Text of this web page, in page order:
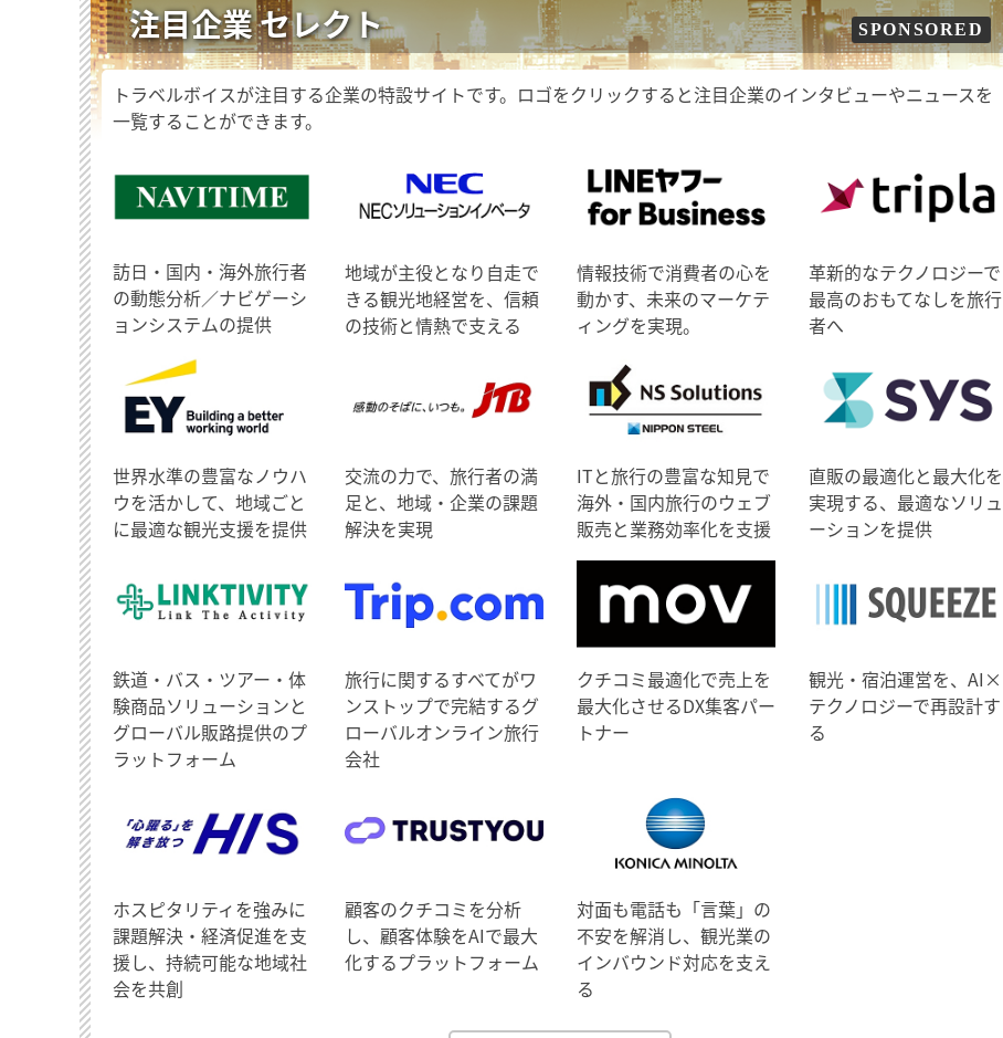
注目企業 セレクト SPONSORED
トラベルボイスが注目する企業の特設サイトです。ロゴをクリックすると注目企業のインタビューやニュースを
一覧することができます。
訪日・国内・海外旅行者
の動態分析／ナビゲーシ
ョンシステムの提供
地域が主役となり自走で
きる観光地経営を、信頼
の技術と情熱で支える
情報技術で消費者の心を
動かす、未来のマーケテ
ィングを実現。
革新的なテクノロジーで
最高のおもてなしを旅行
者へ
世界水準の豊富なノウハ
ウを活かして、地域ごと
に最適な観光支援を提供
交流の力で、旅行者の満
足と、地域・企業の課題
解決を実現
ITと旅行の豊富な知見で
海外・国内旅行のウェブ
販売と業務効率化を支援
直販の最適化と最大化を
実現する、最適なソリュ
ーションを提供
鉄道・バス・ツアー・体
験商品ソリューションと
グローバル販路提供のプ
ラットフォーム
旅行に関するすべてがワ
ンストップで完結するグ
ローバルオンライン旅行
会社
クチコミ最適化で売上を
最大化させるDX集客パー
トナー
観光・宿泊運営を、AI×
テクノロジーで再設計す
る
ホスピタリティを強みに
課題解決・経済促進を支
援し、持続可能な地域社
会を共創
顧客のクチコミを分析
し、顧客体験をAIで最大
化するプラットフォーム
対面も電話も「言葉」の
不安を解消し、観光業の
インバウンド対応を支え
る